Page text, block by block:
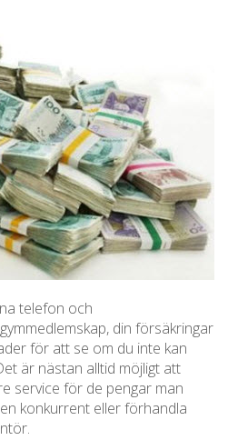
telefon och
din försäkringar
för att se om du inte kan
är nästan alltid möjligt att
service för de pengar man
konkurrent eller förhandla